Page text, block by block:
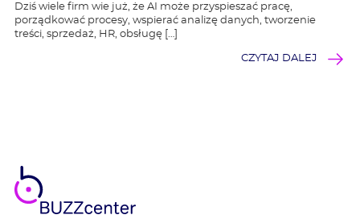
Dziś wiele firm wie już, że AI może przyspieszać pracę,
porządkować procesy, wspierać analizę danych, tworzenie
treści, sprzedaż, HR, obsługę […]
CZYTAJ DALEJ